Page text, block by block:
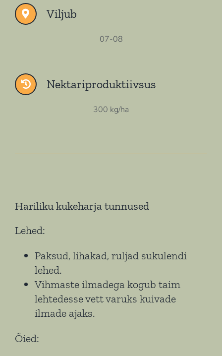
Viljub
07-08
Nektariproduktiivsus
300 kg/ha
Hariliku kukeharja tunnused
Lehed:
Paksud, lihakad, ruljad sukulendi
lehed.
Vihmaste ilmadega kogub taim
lehtedesse vett varuks kuivade
ilmade ajaks.
Õied: